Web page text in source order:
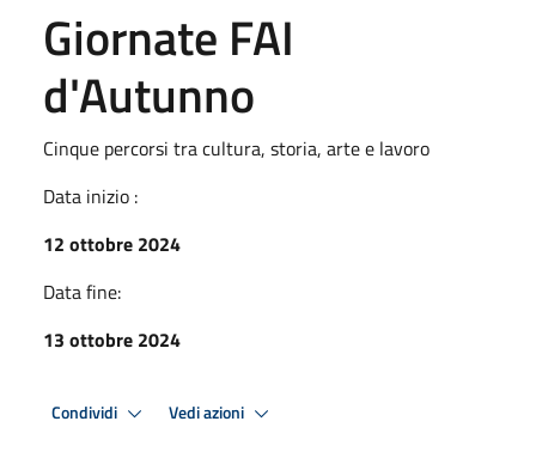
Giornate FAI
d'Autunno
Cinque percorsi tra cultura, storia, arte e lavoro
Data inizio :
12 ottobre 2024
Data fine:
13 ottobre 2024
Condividi Vedi azioni